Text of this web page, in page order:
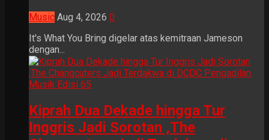
Music Aug 4, 2026 0
It's What You Bring digelar atas kemitraan Jameson
dengan...
Kiprah Dua Dekade hingga Tur
Inggris Jadi Sorotan ,The